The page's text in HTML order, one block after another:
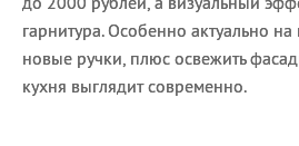
гарнитура. Особенно актуально на
новые ручки, плюс освежить
кухня выглядит современно.